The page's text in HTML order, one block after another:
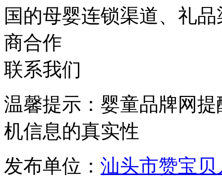
国的母婴连锁渠道、礼
商合作
联系我们
温馨提示：婴童品牌网
机信息的真实性
发布单位： 汕头市赞宝